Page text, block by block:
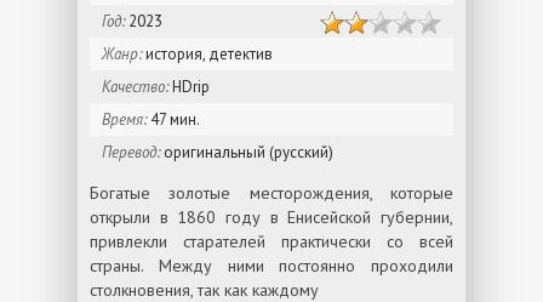
Год:2023
Жанр:история, детектив
Качество:HDrip
Время:47 мин.
Перевод:оригинальный (русский)
Богатые золотые месторождения, которые
открыли в 1860 году в Енисейской губернии,
привлекли старателей практически со всей
страны. Между ними постоянно проходили
столкновения, так как каждому